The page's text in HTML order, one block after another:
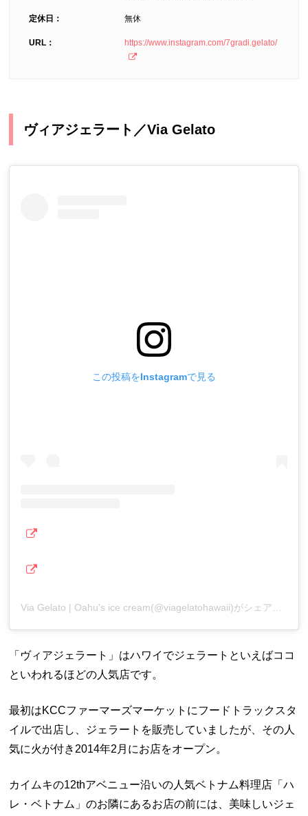
定休日： 無休
URL： https://www.instagram.com/7gradi.gelato/
ヴィアジェラート／Via Gelato
この投稿をInstagramで見る
「ヴィアジェラート」はハワイでジェラートといえばココ
といわれるほどの人気店です。
最初はKCCファーマーズマーケットにフードトラックスタ
イルで出店し、ジェラートを販売していましたが、その人
気に火が付き2014年2月にお店をオープン。
カイムキの12thアベニュー沿いの人気ベトナム料理店「ハ
レ・ベトナム」のお隣にあるお店の前には、美味しいジェ